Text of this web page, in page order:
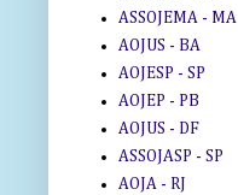
ASSOJEMA - MA
AOJUS - BA
AOJESP - SP
AOJEP - PB
AOJUS - DF
ASSOJASP - SP
AOJA - RJ